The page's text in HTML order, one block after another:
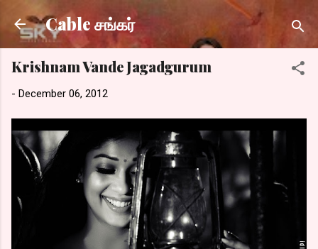
Skip to main content
Cable சங்கர்
Krishnam Vande Jagadgurum
- December 06, 2012